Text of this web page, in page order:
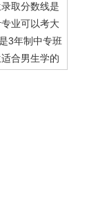
取分数线是
业可以考大
3年制中专班
合男生学的